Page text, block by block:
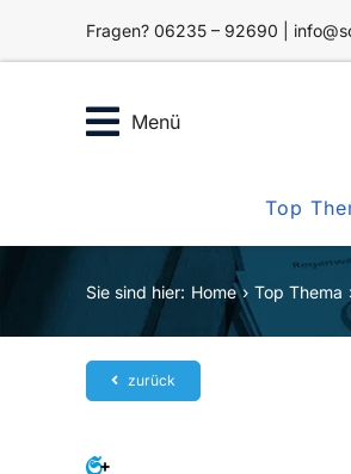
Fragen? 06235 – 92690 |
Menü
Top
Sie sind hier: Home Top Thema
zurück